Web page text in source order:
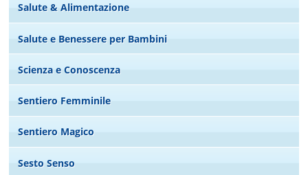
Salute & Alimentazione
Salute e Benessere per Bambini
Scienza e Conoscenza
Sentiero Femminile
Sentiero Magico
Sesto Senso